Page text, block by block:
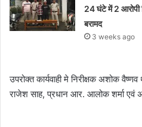
24 घंटे में 2 आरोपी
बरामद
3 weeks ago
उपरोक्त कार्यवाही मे निरीक्षक अशोक वैष्णव
राजेश साह, प्रधान आर. आलोक शर्मा एवं